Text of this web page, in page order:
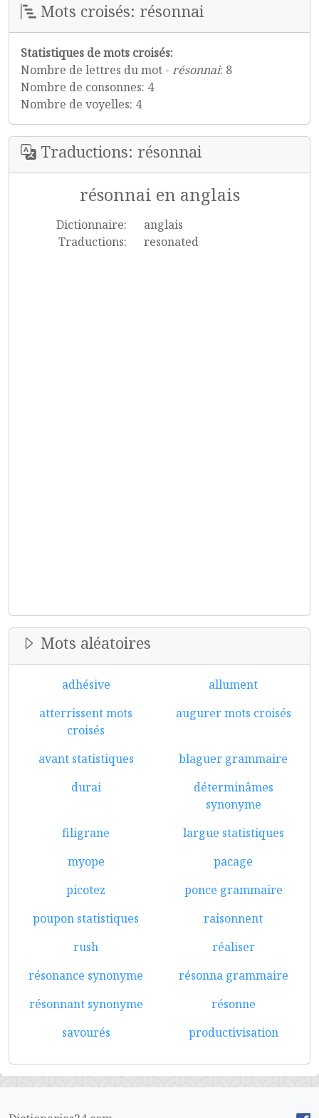
Mots croisés: résonnai
Statistiques de mots croisés:
Nombre de lettres du mot - résonnai: 8
Nombre de consonnes: 4
Nombre de voyelles: 4
Traductions: résonnai
résonnai en anglais
Dictionnaire:
anglais
Traductions:
resonated
Mots aléatoires
adhésive
allument
atterrissent mots
croisés
augurer mots croisés
avant statistiques
blaguer grammaire
durai
déterminâmes
synonyme
filigrane
largue statistiques
myope
pacage
picotez
ponce grammaire
poupon statistiques
raisonnent
rush
réaliser
résonance synonyme
résonna grammaire
résonnant synonyme
résonne
savourés
productivisation